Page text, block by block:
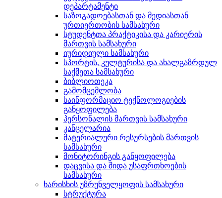
დეპარტამენტი
საზოგადოებასთან და მედიასთან
ურთიერთობის სამსახური
სტუდენტთა პრაქტიკისა და კარიერის
მართვის სამსახური
იურიდიული სამსახური
სპორტის, კულტურისა და ახალგაზრდულ
საქმეთა სამსახური
ბიბლიოთეკა
გამომცემლობა
საინფორმაციო ტექნოლოგიების
განყოფილება
პერსონალის მართვის სამსახური
კანცელარია
მატერიალური რესურსების მართვის
სამსახური
მონიტორინგის განყოფილება
დაცვისა და შიდა უსაფრთხოების
სამსახური
ხარისხის უზრუნველყოფის სამსახური
სტრუქტურა